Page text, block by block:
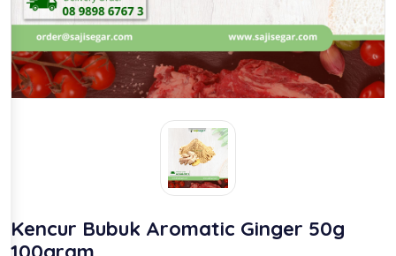
Kencur Bubuk Aromatic Ginger 50g